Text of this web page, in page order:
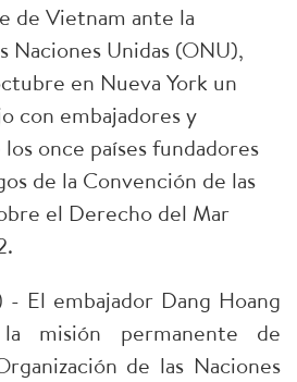
de Vietnam ante la
Naciones Unidas (ONU),
en Nueva York un
con embajadores y
once países fundadores
de la Convención de las
el Derecho del Mar
- El embajador Dang Hoang
misión permanente de
de las Naciones